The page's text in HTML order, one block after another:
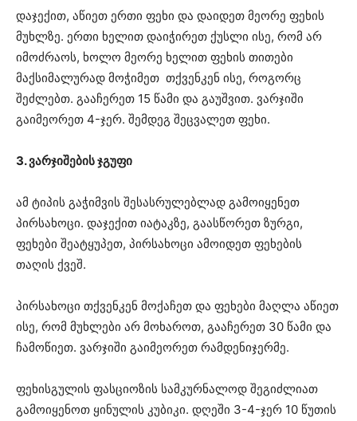
დაჯექით, აწიეთ ერთი ფეხი და დაიდეთ მეორე ფეხის
მუხლზე. ერთი ხელით დაიჭირეთ ქუსლი ისე, რომ არ
იმოძრაოს, ხოლო მეორე ხელით ფეხის თითები
მაქსიმალურად მოჭიმეთ თქვენკენ ისე, როგორც
შეძლებთ. გააჩერეთ 15 წამი და გაუშვით. ვარჯიში
გაიმეორეთ 4-ჯერ. შემდეგ შეცვალეთ ფეხი.
3. ვარჯიშების ჯგუფი
ამ ტიპის გაჭიმვის შესასრულებლად გამოიყენეთ
პირსახოცი. დაჯექით იატაკზე, გაასწორეთ ზურგი,
ფეხები შეატყუპეთ, პირსახოცი ამოიდეთ ფეხების
თაღის ქვეშ.
პირსახოცი თქვენკენ მოქაჩეთ და ფეხები მაღლა აწიეთ
ისე, რომ მუხლები არ მოხაროთ, გააჩერეთ 30 წამი და
ჩამოწიეთ. ვარჯიში გაიმეორეთ რამდენიჯერმე.
ფეხისგულის ფასციოზის სამკურნალოდ შეგიძლიათ
გამოიყენოთ ყინულის კუბიკი. დღეში 3-4-ჯერ 10 წუთის